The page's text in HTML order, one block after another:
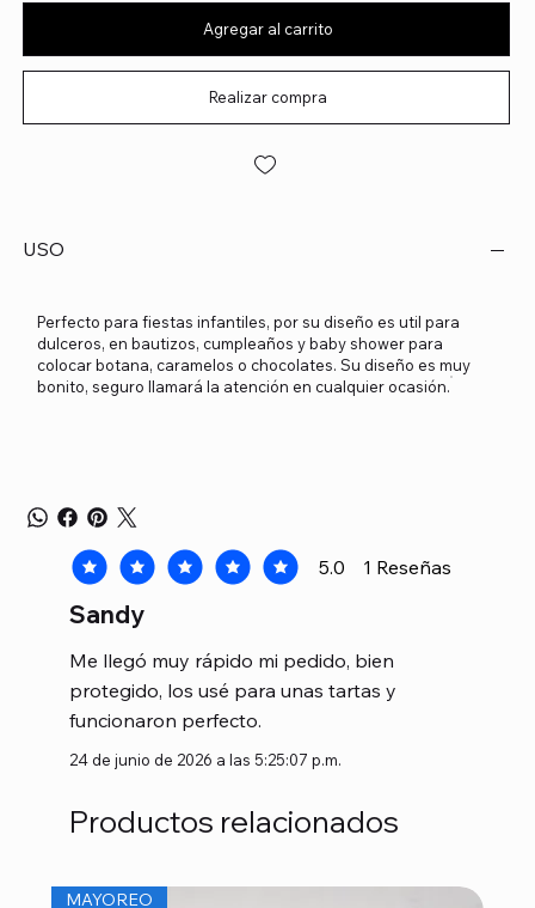
Agregar al carrito
Realizar compra
USO
Perfecto para fiestas infantiles, por su diseño es util para
dulceros, en bautizos, cumpleaños y baby shower para
colocar botana, caramelos o chocolates. Su diseño es muy
bonito, seguro llamará la atención en cualquier ocasión.
5.0 1 Reseñas
la calificación promedio es 5 de 5, basada en 1
Sandy
Me llegó muy rápido mi pedido, bien
protegido, los usé para unas tartas y
funcionaron perfecto.
24 de junio de 2026 a las 5:25:07 p.m.
Productos relacionados
MAYOREO